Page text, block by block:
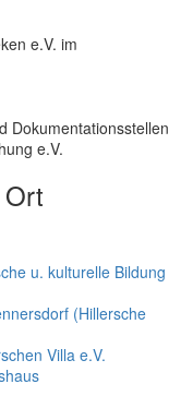
e.V. im
Dokumentationsstellen
e.V.
u. kulturelle Bildung
(Hillersche
Villa e.V.